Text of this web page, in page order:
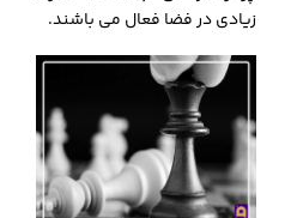
زیادی در فضا فعال می باشند.